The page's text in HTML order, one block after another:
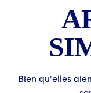
Bien qu'elles